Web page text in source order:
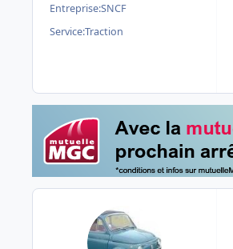
Entreprise:SNCF
Service:Traction